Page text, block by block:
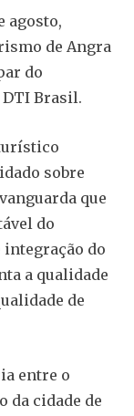
agosto,
de Angra
do
Brasil.
sobre
que
do
do
a qualidade
de
entre o
da cidade de